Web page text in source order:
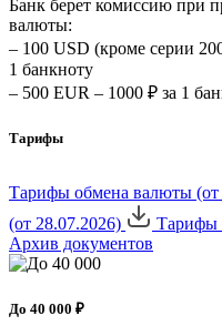
Банк берет комиссию при
валюты:
– 100 USD (кроме серии
1 банкноту
– 500 EUR – 1000 ₽ за 1
Тарифы
Тарифы обмена валюты (от
(от 28.07.2026)
Тарифы
Архив документов
До 40 000 ₽